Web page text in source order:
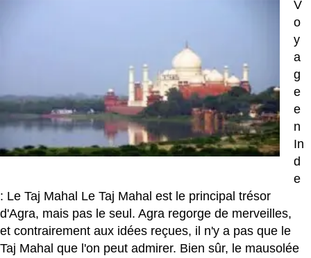
V
o
y
a
g
e
e
n
In
d
e
: Le Taj Mahal Le Taj Mahal est le principal trésor
d'Agra, mais pas le seul. Agra regorge de merveilles,
et contrairement aux idées reçues, il n'y a pas que le
Taj Mahal que l'on peut admirer. Bien sûr, le mausolée